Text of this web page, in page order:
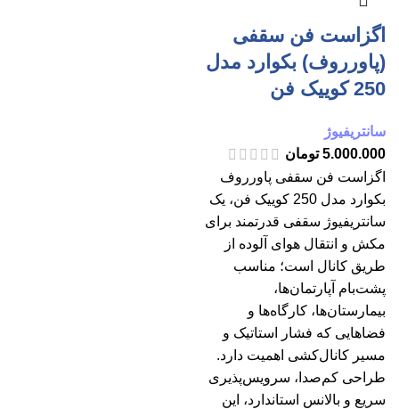
اگزاست فن سقفی
(پاورروف) بکوارد مدل
250 کوییک فن
سانتریفیوژ
5.000.000 تومان
اگزاست فن سقفی پاورروف
بکوارد مدل 250 کوییک فن، یک
سانتریفیوژ سقفی قدرتمند برای
مکش و انتقال هوای آلوده از
طریق کانال است؛ مناسب
پشت‌بام آپارتمان‌ها،
بیمارستان‌ها، کارگاه‌ها و
فضاهایی که فشار استاتیک و
مسیر کانال‌کشی اهمیت دارد.
طراحی کم‌صدا، سرویس‌پذیری
سریع و بالانس استاندارد، این